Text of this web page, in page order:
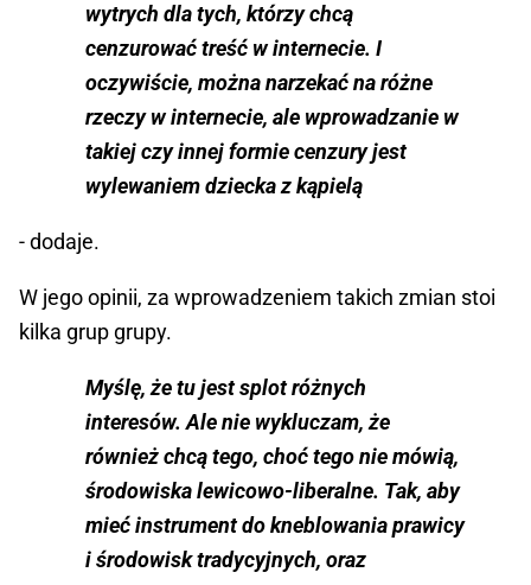
wytrych dla tych, którzy chcą
cenzurować treść w internecie. I
oczywiście, można narzekać na różne
rzeczy w internecie, ale wprowadzanie w
takiej czy innej formie cenzury jest
wylewaniem dziecka z kąpielą
- dodaje.
W jego opinii, za wprowadzeniem takich zmian stoi
kilka grup grupy.
Myślę, że tu jest splot różnych
interesów. Ale nie wykluczam, że
również chcą tego, choć tego nie mówią,
środowiska lewicowo-liberalne. Tak, aby
mieć instrument do kneblowania prawicy
i środowisk tradycyjnych, oraz